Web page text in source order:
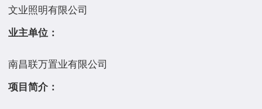
业主单位：
项目简介：